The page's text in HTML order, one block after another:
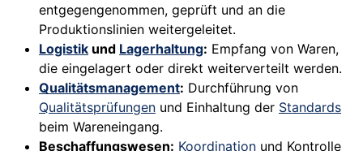
entgegengenommen, geprüft und an die
Produktionslinien weitergeleitet.
Logistik und Lagerhaltung: Empfang von Waren,
die eingelagert oder direkt weiterverteilt werden.
Qualitätsmanagement: Durchführung von
Qualitätsprüfungen und Einhaltung der Standards
beim Wareneingang.
Beschaffungswesen: Koordination und Kontrolle